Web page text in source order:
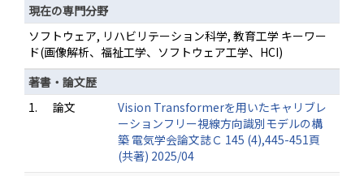
現在の専門分野
ソフトウェア, リハビリテーション科学, 教育工学 キーワー
ド(画像解析、福祉工学、ソフトウェア工学、HCI)
著書・論文歴
1.
論文
Vision Transformerを用いたキャリブレ
ーションフリー視線方向識別モデルの構
築 電気学会論文誌Ｃ 145 (4),445-451頁
(共著) 2025/04